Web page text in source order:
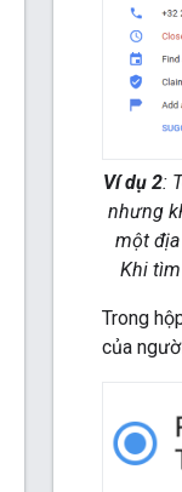
Ví dụ 2:
nhưng
một
Khi
Trong
của